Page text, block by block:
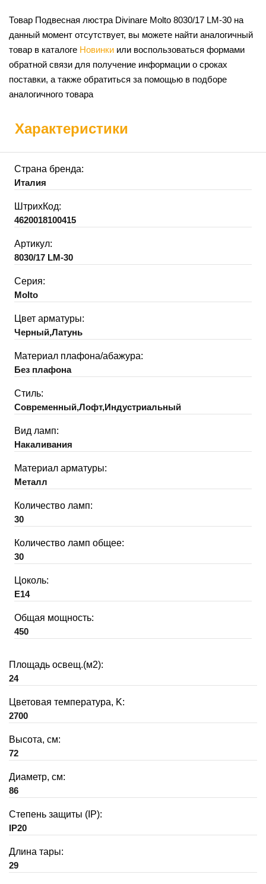
Товар Подвесная люстра Divinare Molto 8030/17 LM-30 на
данный момент отсутствует, вы можете найти аналогичный
товар в каталоге Новинки или воспользоваться формами
обратной связи для получение информации о сроках
поставки, а также обратиться за помощью в подборе
аналогичного товара
Характеристики
Страна бренда:
Италия
ШтрихКод:
4620018100415
Артикул:
8030/17 LM-30
Серия:
Molto
Цвет арматуры:
Черный,Латунь
Материал плафона/абажура:
Без плафона
Стиль:
Современный,Лофт,Индустриальный
Вид ламп:
Накаливания
Материал арматуры:
Металл
Количество ламп:
30
Количество ламп общее:
30
Цоколь:
E14
Общая мощность:
450
Площадь освещ.(м2):
24
Цветовая температура, K:
2700
Высота, см:
72
Диаметр, см:
86
Степень защиты (IP):
IP20
Длина тары:
29